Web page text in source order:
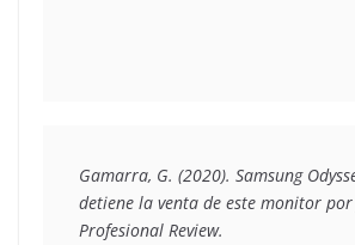
Gamarra, G. (2020). Samsung
detiene la venta de este monitor